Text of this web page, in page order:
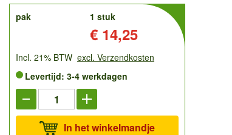
order
pak
1 stuk
€ 14,25
Incl. 21% BTW excl. Verzendkosten
Levertijd: 3-4 werkdagen
In het winkelmandje